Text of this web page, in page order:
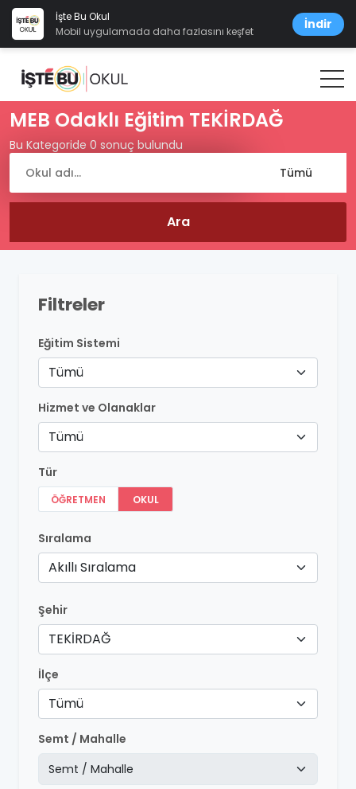
İşte Bu Okul
Mobil uygulamada daha fazlasını keşfet
İndir
MEB Odaklı Eğitim TEKİRDAĞ
Bu Kategoride 0 sonuç bulundu
Filtreler
Eğitim Sistemi
Tümü
Hizmet ve Olanaklar
Tümü
Tür
ÖĞRETMEN OKUL
Sıralama
Akıllı Sıralama
Şehir
TEKİRDAĞ
İlçe
Tümü
Semt / Mahalle